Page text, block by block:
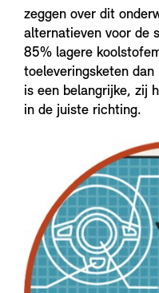
zeggen over dit
alternatieven voor de
85% lagere
toeleveringsketen
is een belangrijke, zij
in de juiste richting.